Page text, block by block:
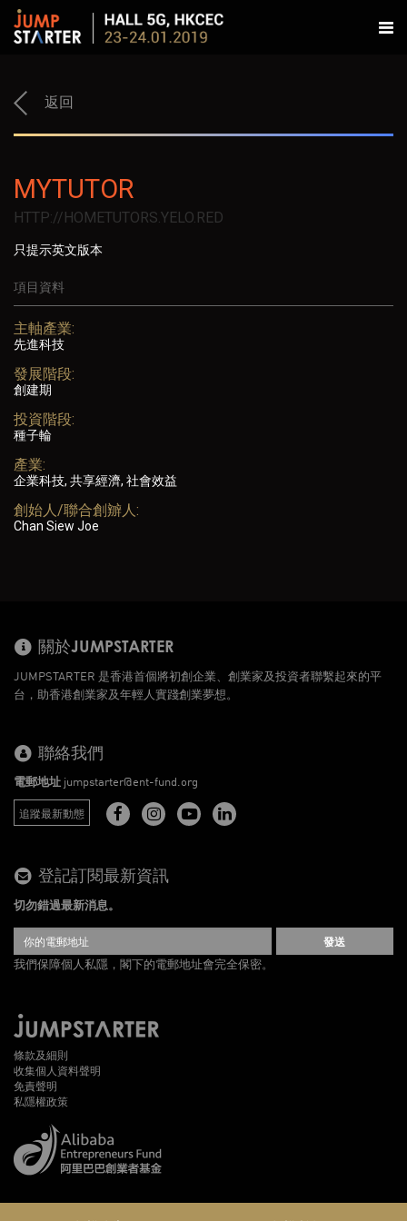
返回
MYTUTOR
HTTP://HOMETUTORS.YELO.RED
只提示英文版本
項目資料
主軸產業:
先進科技
發展階段:
創建期
投資階段:
種子輪
產業:
企業科技, 共享經濟, 社會效益
創始人/聯合創辧人:
Chan Siew Joe
關於JUMPSTARTER
JUMPSTARTER 是香港首個將初創企業、創業家及投資者聯繫起來的平
台，助香港創業家及年輕人實踐創業夢想。
聯絡我們
電郵地址 jumpstarter@ent-fund.org
追蹤最新動態
登記訂閱最新資訊
切勿錯過最新消息。
發送
我們保障個人私隱，閣下的電郵地址會完全保密。
條款及細則
收集個人資料聲明
免責聲明
私隱權政策